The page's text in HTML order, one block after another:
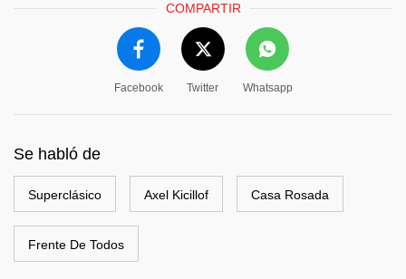
COMPARTIR
Facebook Twitter Whatsapp
Se habló de
Superclásico Axel Kicillof Casa Rosada
Frente De Todos